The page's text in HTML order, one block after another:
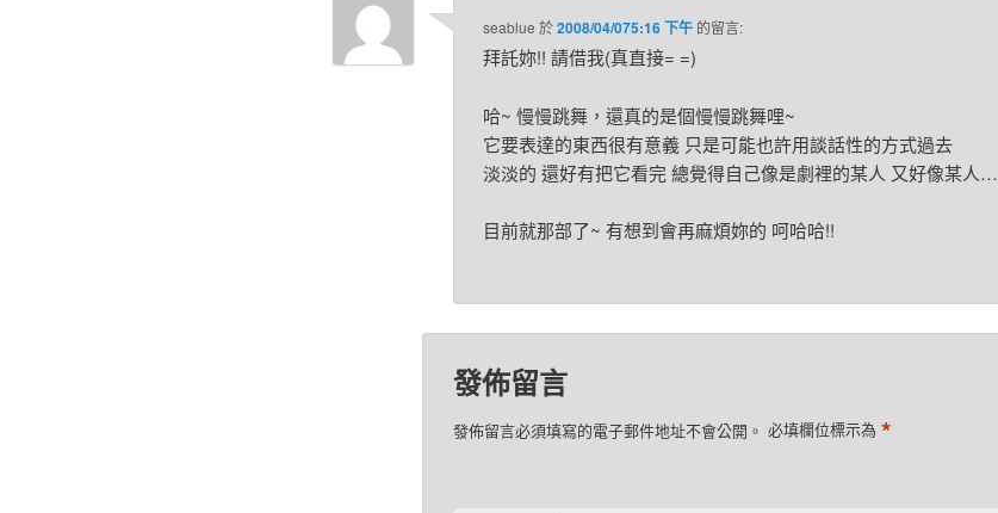
seablue 於2008/04/075:16 下午 的留言:
拜託妳!! 請借我(真直接= =)
哈~ 慢慢跳舞，還真的是個慢慢跳舞哩~
它要表達的東西很有意義 只是可能也許用談話性的方式過去
淡淡的 還好有把它看完 總覺得自己像是劇裡的某人 又好像某人…
目前就那部了~ 有想到會再麻煩妳的 呵哈哈!!
發佈留言
發佈留言必須填寫的電子郵件地址不會公開。 必填欄位標示為 *